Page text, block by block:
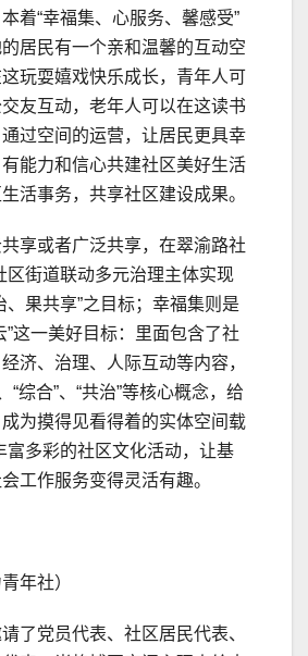
着“幸福集、心服务、馨感受”
居民有一个亲和温馨的互动空
玩耍嬉戏快乐成长，青年人可
友互动，老年人可以在这读书
过空间的运营，让居民更具幸
能力和信心共建社区美好生活
活事务，共享社区建设成果。
享或者广泛共享，在翠渝路社
区街道联动多元治理主体实现
、果共享”之目标；幸福集则是
”这一美好目标：里面包含了社
济、治理、人际互动等内容，
“综合”、“共治”等核心概念，给
为摸得见看得着的实体空间载
富多彩的社区文化活动，让基
工作服务变得灵活有趣。
年社）
了党员代表、社区居民代表、